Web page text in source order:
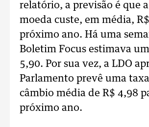
relatório, a previsão é que a
moeda custe, em média,
próximo ano. Há uma
Boletim Focus estimava
5,90. Por sua vez, a LDO
Parlamento prevê uma
câmbio média de R$ 4,98
próximo ano.